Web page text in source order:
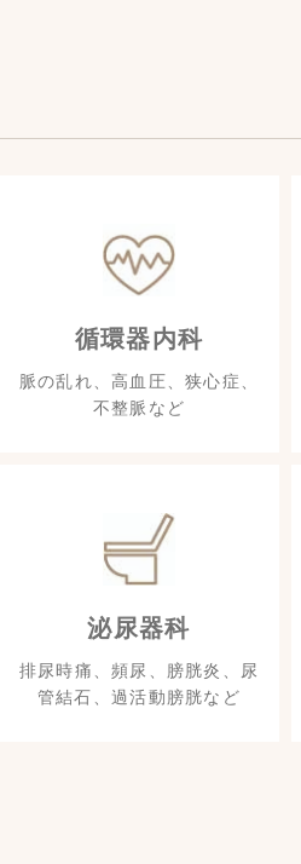
循環器内科
脈の乱れ、高血圧、狭心症、
不整脈など
泌尿器科
排尿時痛、頻尿、膀胱炎、尿
管結石、過活動膀胱など